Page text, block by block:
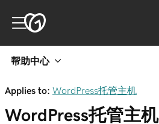
帮助中心
Applies to: WordPress托管主机
WordPress托管主机